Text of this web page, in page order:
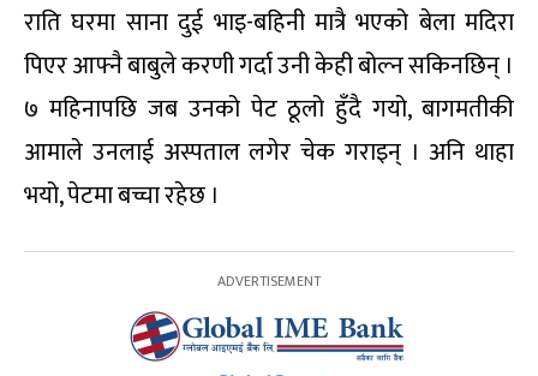
राति घरमा साना दुई भाइ-बहिनी मात्रै भएको बेला मदिरा
पिएर आफ्नै बाबुले करणी गर्दा उनी केही बोल्न सकिनछिन् ।
७ महिनापछि जब उनको पेट ठूलो हुँदै गयो, बागमतीकी
आमाले उनलाई अस्पताल लगेर चेक गराइन् । अनि थाहा
भयो, पेटमा बच्चा रहेछ ।